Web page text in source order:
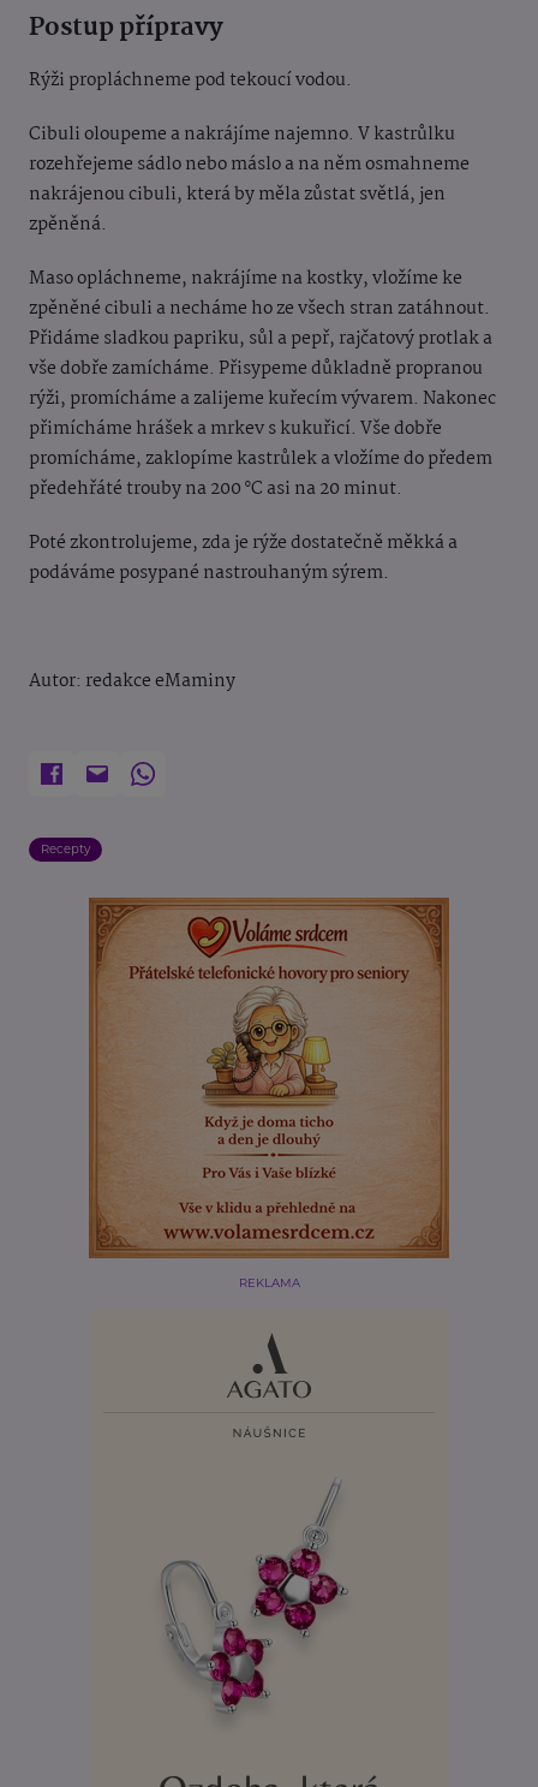
Postup přípravy
Rýži propláchneme pod tekoucí vodou.
Cibuli oloupeme a nakrájíme najemno. V kastrůlku
rozehřejeme sádlo nebo máslo ana němosmahneme
nakrájenou cibuli, která by měla zůstat světlá, jen
zpěněná.
Maso opláchneme, nakrájíme na kostky, vložíme ke
zpěněné cibuli a necháme ho ze všech stran zatáhnout.
Přidáme sladkou papriku, sůl a pepř, rajčatový protlak a
vše dobře zamícháme. Přisypeme důkladně propranou
rýži, promícháme a zalijeme kuřecím vývarem. Nakonec
přimícháme hrášek a mrkev s kukuřicí. Vše dobře
promícháme, zaklopíme kastrůlek a vložíme do předem
předehřáté trouby na 200 °C asi na 20 minut.
Poté zkontrolujeme, zda je rýže dostatečně měkká a
podáváme posypané nastrouhaným sýrem.
Autor: redakce eMaminy
Recepty
REKLAMA